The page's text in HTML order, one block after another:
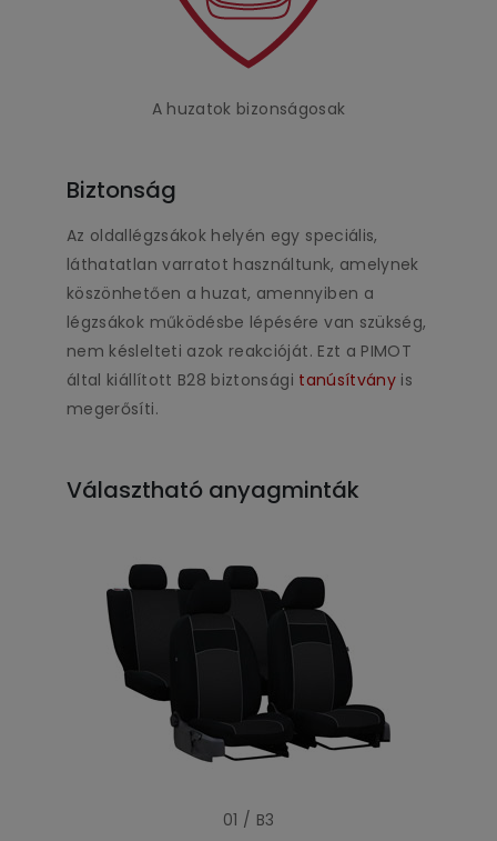
A huzatok bizonságosak
Biztonság
Az oldallégzsákok helyén egy speciális,
láthatatlan varratot használtunk, amelynek
köszönhetően a huzat, amennyiben a
légzsákok működésbe lépésére van szükség,
nem késlelteti azok reakcióját. Ezt a PIMOT
által kiállított B28 biztonsági tanúsítvány is
megerősíti.
Választható anyagminták
01 / B3